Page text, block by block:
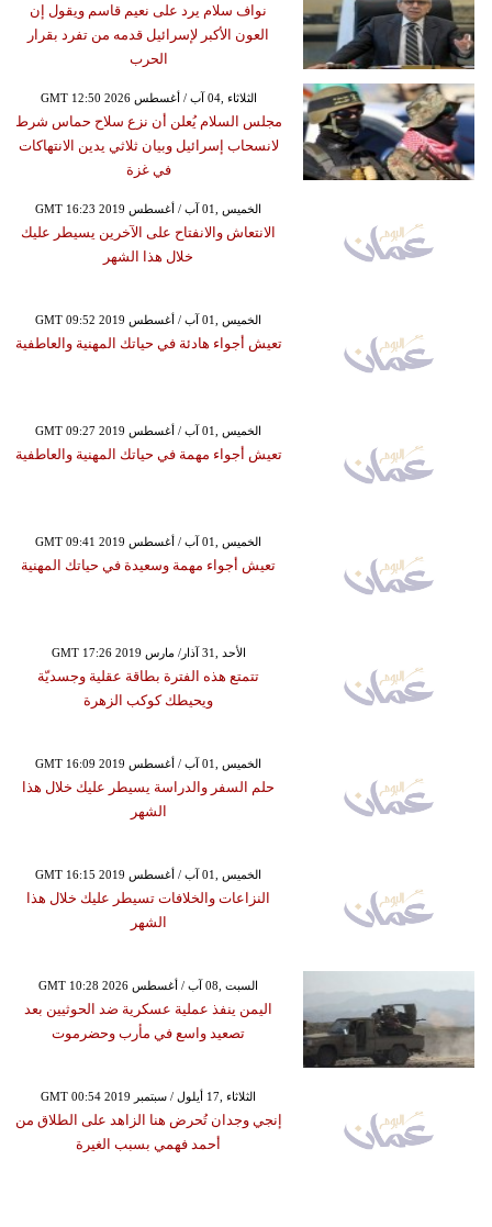
نواف سلام يرد على نعيم قاسم ويقول إن
العون الأكبر لإسرائيل قدمه من تفرد بقرار
الحرب
GMT 12:50 2026 الثلاثاء ,04 آب / أغسطس
مجلس السلام يُعلن أن نزع سلاح حماس شرط
لانسحاب إسرائيل وبيان ثلاثي يدين الانتهاكات
في غزة
GMT 16:23 2019 الخميس ,01 آب / أغسطس
الانتعاش والانفتاح على الآخرين يسيطر عليك
خلال هذا الشهر
GMT 09:52 2019 الخميس ,01 آب / أغسطس
تعيش أجواء هادئة في حياتك المهنية والعاطفية
GMT 09:27 2019 الخميس ,01 آب / أغسطس
تعيش أجواء مهمة في حياتك المهنية والعاطفية
GMT 09:41 2019 الخميس ,01 آب / أغسطس
تعيش أجواء مهمة وسعيدة في حياتك المهنية
GMT 17:26 2019 الأحد ,31 آذار/ مارس
تتمتع هذه الفترة بطاقة عقلية وجسديّة
ويحيطك كوكب الزهرة
GMT 16:09 2019 الخميس ,01 آب / أغسطس
حلم السفر والدراسة يسيطر عليك خلال هذا
الشهر
GMT 16:15 2019 الخميس ,01 آب / أغسطس
النزاعات والخلافات تسيطر عليك خلال هذا
الشهر
GMT 10:28 2026 السبت ,08 آب / أغسطس
اليمن ينفذ عملية عسكرية ضد الحوثيين بعد
تصعيد واسع في مأرب وحضرموت
GMT 00:54 2019 الثلاثاء ,17 أيلول / سبتمبر
إنجي وجدان تُحرض هنا الزاهد على الطلاق من
أحمد فهمي بسبب الغيرة